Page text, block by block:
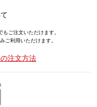
ご注文いただけます。
ご利用いただけます。
注文方法